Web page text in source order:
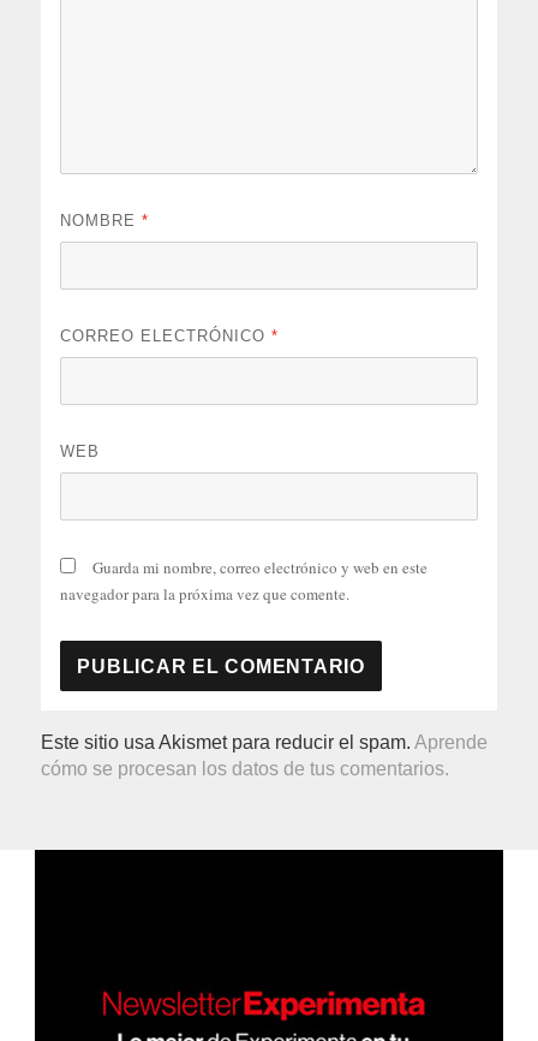
NOMBRE*
CORREO ELECTRÓNICO*
WEB
Guarda mi nombre, correo electrónico y web en este
navegador para la próxima vez que comente.
Este sitio usa Akismet para reducir el spam.Aprende
cómo se procesan los datos de tus comentarios.